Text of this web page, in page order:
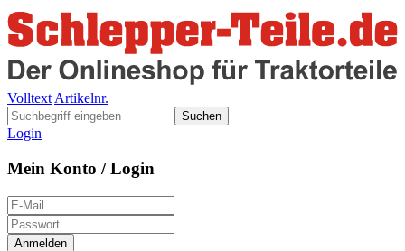
Volltext Artikelnr.
Suchen
Login
Mein Konto / Login